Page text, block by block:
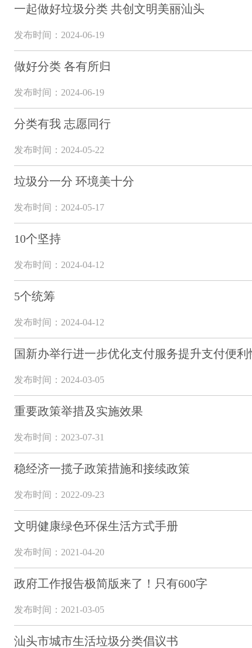
一起做好垃圾分类 共创文明美丽汕头
发布时间：2024-06-19
做好分类 各有所归
发布时间：2024-06-19
分类有我 志愿同行
发布时间：2024-05-22
垃圾分一分 环境美十分
发布时间：2024-05-17
10个坚持
发布时间：2024-04-12
5个统筹
发布时间：2024-04-12
国新办举行进一步优化支付服务提升支付便
发布时间：2024-03-05
重要政策举措及实施效果
发布时间：2023-07-31
稳经济一揽子政策措施和接续政策
发布时间：2022-09-23
文明健康绿色环保生活方式手册
发布时间：2021-04-20
政府工作报告极简版来了！只有600字
发布时间：2021-03-05
汕头市城市生活垃圾分类倡议书